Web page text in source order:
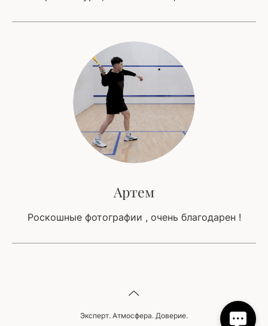
Артем
Роскошные фотографии , очень благодарен !
Эксперт. Атмосфера. Доверие.